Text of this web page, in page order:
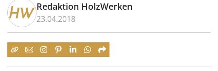
Redaktion HolzWerken
23.04.2018